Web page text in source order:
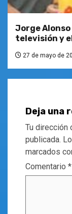
Jorge
televisión y
27 de mayo de
Deja una
Tu dirección
publicada.
marcados
Comentario *